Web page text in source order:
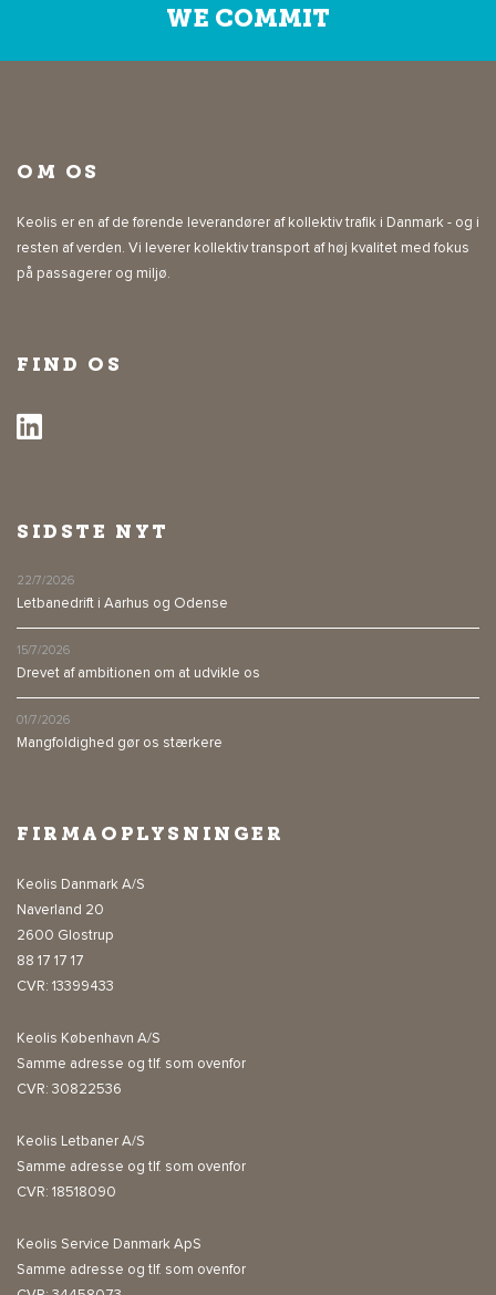
WE COMMIT
OM OS
Keolis er en af de førende leverandører af kollektiv trafik i Danmark - og i
resten af verden. Vi leverer kollektiv transport af høj kvalitet med fokus
på passagerer og miljø.
FIND OS
SIDSTE NYT
22/7/2026
Letbanedrift i Aarhus og Odense
15/7/2026
Drevet af ambitionen om at udvikle os
01/7/2026
Mangfoldighed gør os stærkere
FIRMAOPLYSNINGER
Keolis Danmark A/S
Naverland 20
2600 Glostrup
88 17 17 17
CVR: 13399433
Keolis København A/S
Samme adresse og tlf. som ovenfor
CVR: 30822536
Keolis Letbaner A/S
Samme adresse og tlf. som ovenfor
CVR: 18518090
Keolis Service Danmark ApS
Samme adresse og tlf. som ovenfor